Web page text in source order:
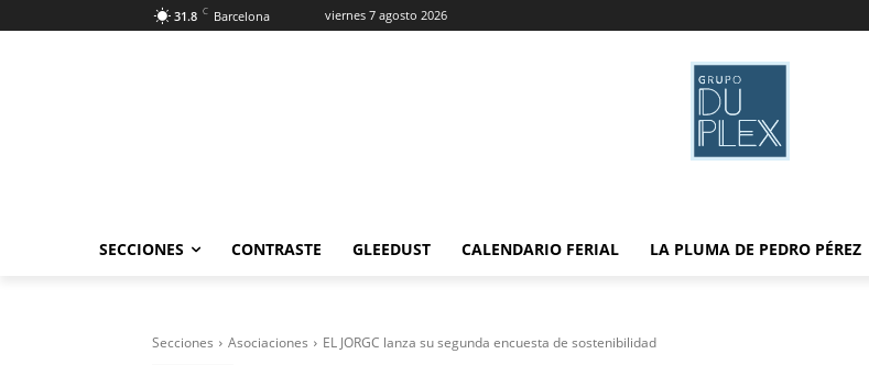
31.8 C Barcelona viernes 7 agosto 2026
SECCIONES CONTRASTE GLEEDUST CALENDARIO FERIAL LA PLUMA DE PEDRO PÉREZ
Secciones Asociaciones EL JORGC lanza su segunda encuesta de sostenibilidad